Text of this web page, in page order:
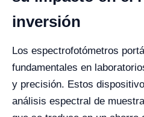
inversión
Los espectrofotómetros
fundamentales en
y precisión. Estos
análisis espectral de